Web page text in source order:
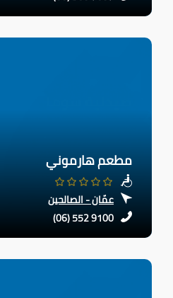
مطعم هارموني
عمّان - الصالحين
(06) 552 9100